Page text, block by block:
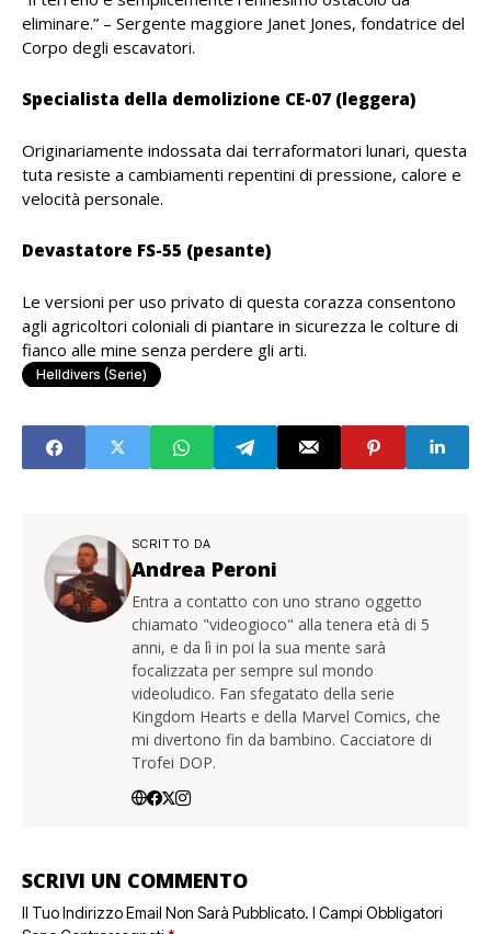
eliminare.” – Sergente maggiore Janet Jones, fondatrice del
Corpo degli escavatori.
Specialista della demolizione CE-07 (leggera)
Originariamente indossata dai terraformatori lunari, questa
tuta resiste a cambiamenti repentini di pressione, calore e
velocità personale.
Devastatore FS-55 (pesante)
Le versioni per uso privato di questa corazza consentono
agli agricoltori coloniali di piantare in sicurezza le colture di
fianco alle mine senza perdere gli arti.
Helldivers (serie)
SCRITTO DA
Andrea Peroni
Entra a contatto con uno strano oggetto
chiamato "videogioco" alla tenera età di 5
anni, e da lì in poi la sua mente sarà
focalizzata per sempre sul mondo
videoludico. Fan sfegatato della serie
Kingdom Hearts e della Marvel Comics, che
mi divertono fin da bambino. Cacciatore di
Trofei DOP.
SCRIVI UN COMMENTO
Il Tuo Indirizzo Email Non Sarà Pubblicato. I Campi Obbligatori